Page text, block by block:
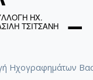
Ηχογραφημάτων